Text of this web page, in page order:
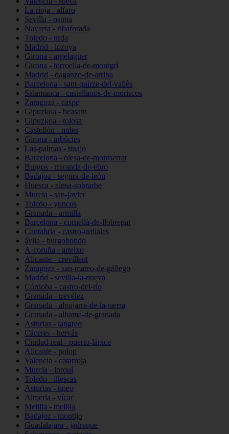
La-rioja - alfaro
Sevilla - osuna
Navarra - ribaforada
Toledo - urda
Madrid - lozoya
Girona - argelaguer
Girona - torroella-de-montgrí
Madrid - daganzo-de-arriba
Barcelona - sant-quirze-del-vallès
Salamanca - castellanos-de-moriscos
Zaragoza - caspe
Gipuzkoa - beasain
Gipuzkoa - tolosa
Castellón - nules
Girona - arbúcies
Las-palmas - tinajo
Barcelona - olesa-de-montserrat
Burgos - miranda-de-ebro
Badajoz - segura-de-león
Huesca - aínsa-sobrarbe
Murcia - san-javier
Toledo - yuncos
Granada - armilla
Barcelona - cornellà-de-llobregat
Cantabria - castro-urdiales
ávila - burgohondo
A-coruña - arteixo
Alicante - crevillent
Zaragoza - san-mateo-de-gállego
Madrid - sevilla-la-nueva
Córdoba - castro-del-río
Granada - trevélez
Granada - alpujarra-de-la-sierra
Granada - alhama-de-granada
Asturias - langreo
Cáceres - hervás
Ciudad-real - puerto-lápice
Alicante - polop
Valencia - catarroja
Murcia - lorquí
Toledo - illescas
Asturias - tineo
Almería - vícar
Melilla - melilla
Badajoz - montijo
Guadalajara - jadraque